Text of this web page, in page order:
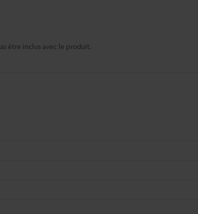
être inclus avec le produit.